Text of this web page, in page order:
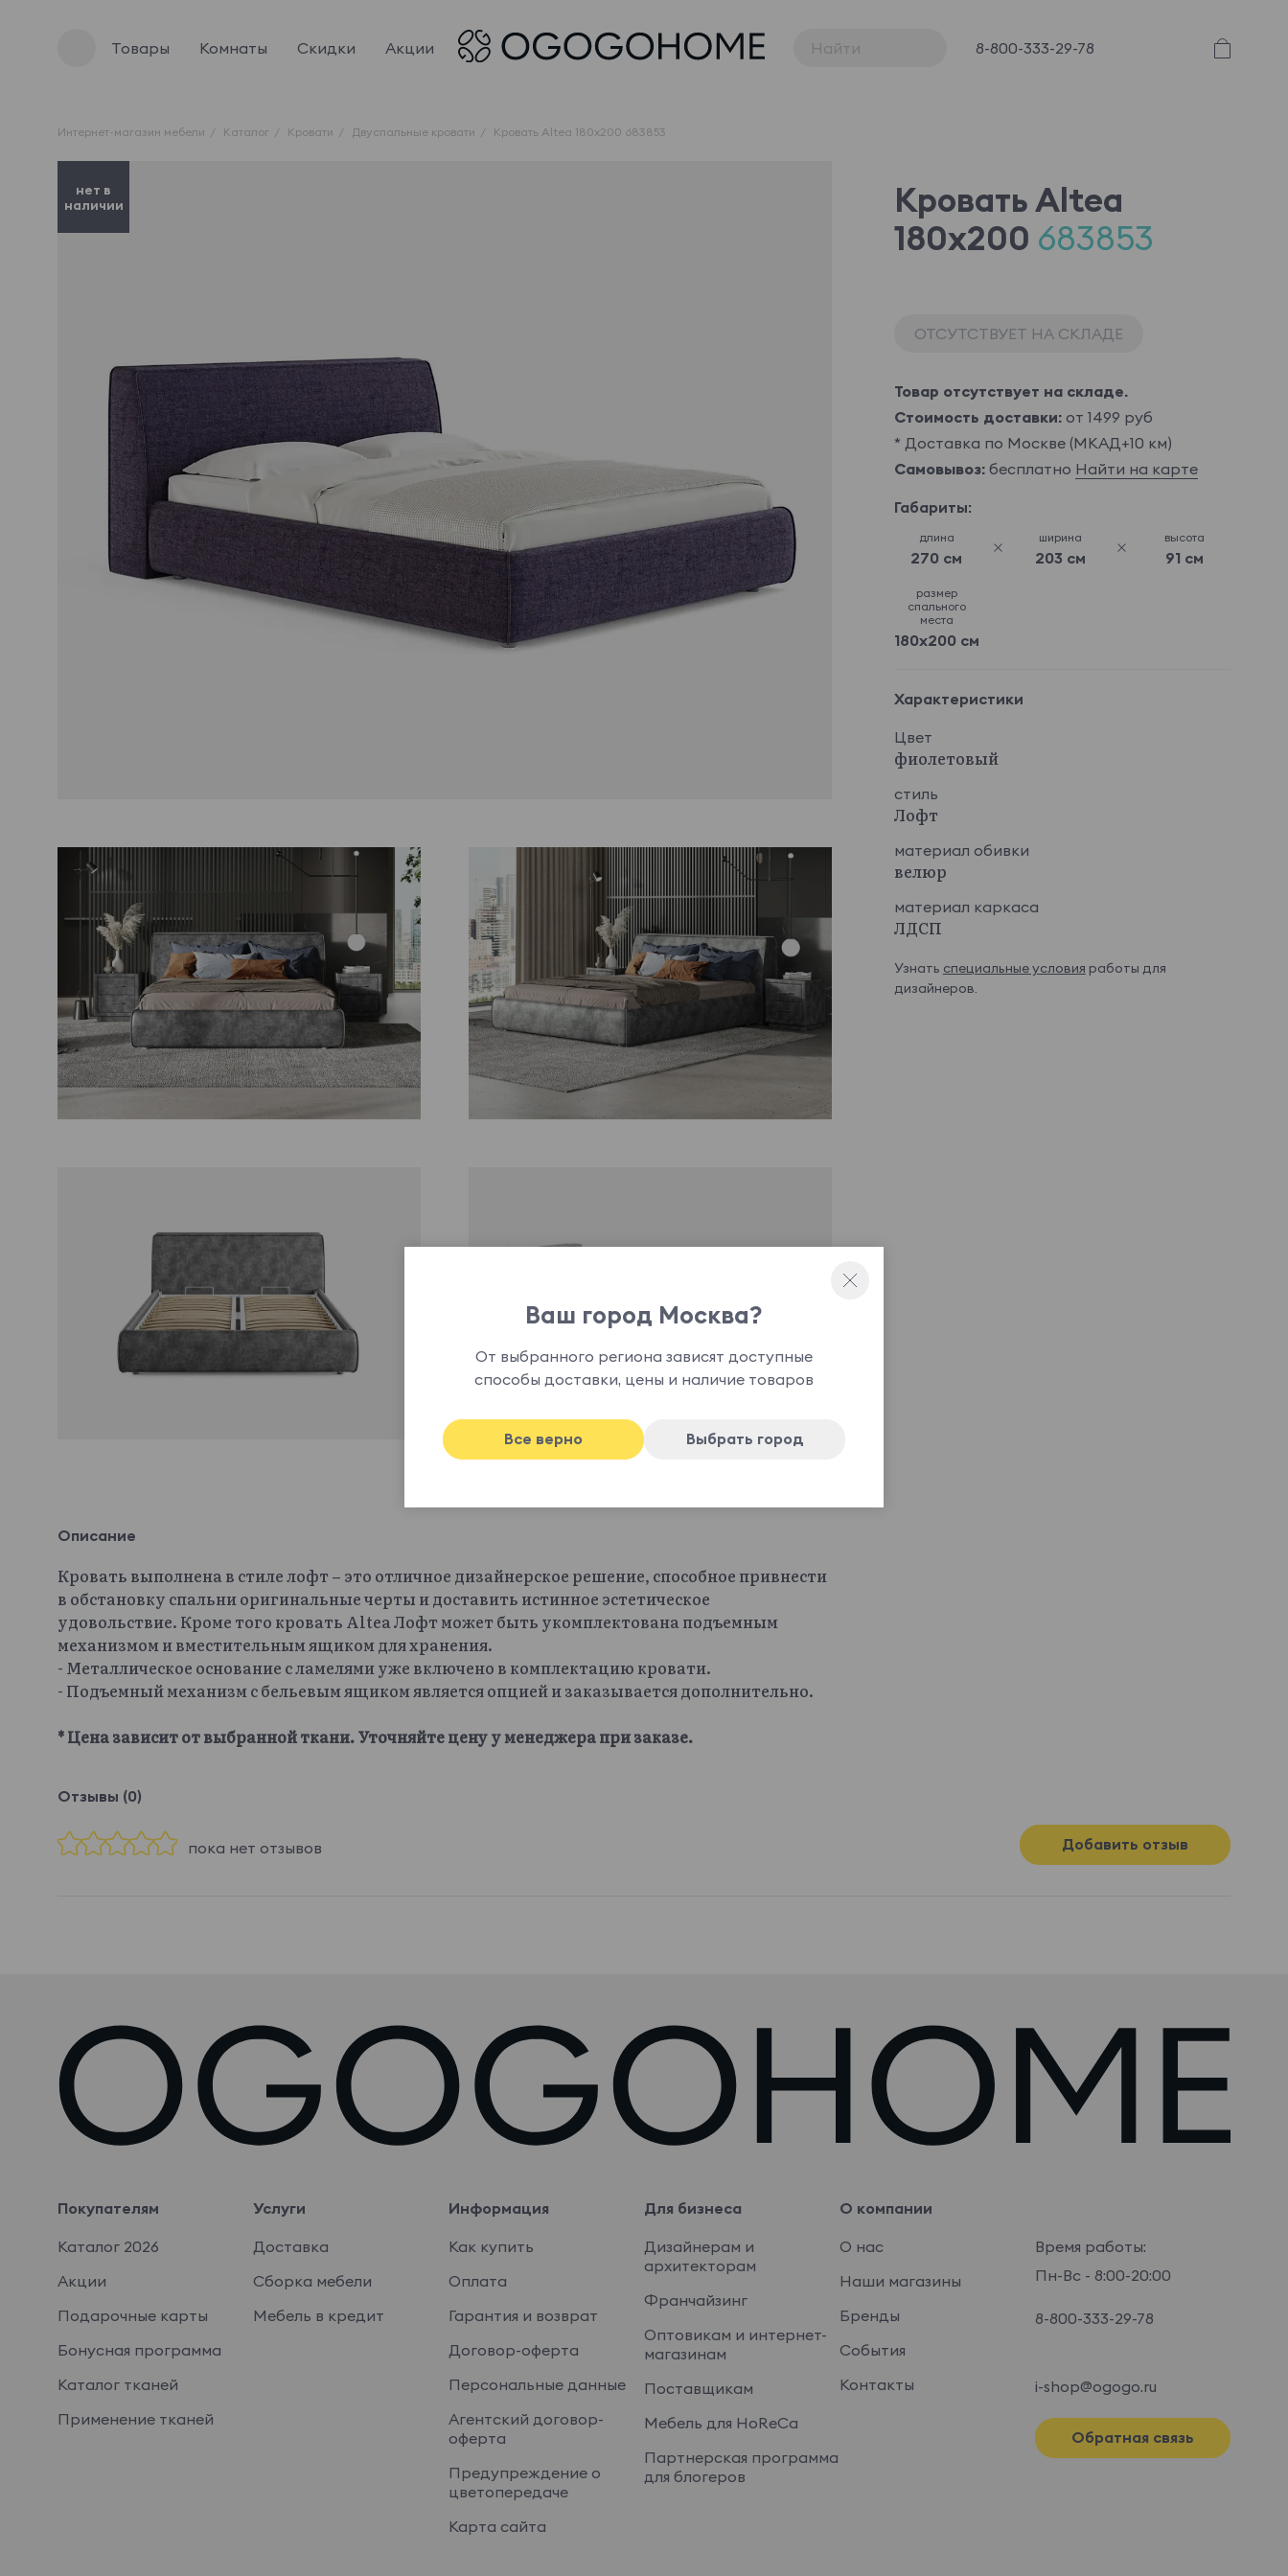
Товары Комнаты Скидки Акции 8-800-333-29-78
Интернет-магазин мебели Каталог Кровати Двуспальные кровати Кровать Altea 180x200 683853
нет в
наличии
Кровать Altea
180x200 683853
ОТСУТСТВУЕТ НА СКЛАДЕ
Товар отсутствует на складе.
Стоимость доставки:от 1499 руб
* Доставка по Москве (МКАД+10 км)
Самовывоз:бесплатно Найти на карте
Габариты:
длина
270 см
ширина
203 см
высота
91 см
размер
спального
места
180x200 см
Характеристики
Цвет
фиолетовый
стиль
Лофт
материал обивки
велюр
материал каркаса
ЛДСП
Узнать специальные условия работы для
дизайнеров.
Описание
Кровать выполнена в стиле лофт – это отличное дизайнерское решение, способное привнести
в обстановку спальни оригинальные черты и доставить истинное эстетическое
удовольствие. Кроме того кровать Altea Лофт может быть укомплектована подъемным
механизмом и вместительным ящиком для хранения.
- Металлическое основание с ламелями уже включено в комплектацию кровати.
- Подъемный механизм с бельевым ящиком является опцией и заказывается дополнительно.
* Цена зависит от выбранной ткани. Уточняйте цену у менеджера при заказе.
Отзывы (0)
пока нет отзывов Добавить отзыв
Покупателям
Каталог 2026
Акции
Подарочные карты
Бонусная программа
Каталог тканей
Применение тканей
Услуги
Доставка
Сборка мебели
Мебель в кредит
Информация
Как купить
Оплата
Гарантия и возврат
Договор-оферта
Персональные данные
Агентский договор-
оферта
Предупреждение о
цветопередаче
Карта сайта
Для бизнеса
Дизайнерам и
архитекторам
Франчайзинг
Оптовикам и интернет-
магазинам
Поставщикам
Мебель для HoReCa
Партнерская программа
для блогеров
О компании
О нас
Наши магазины
Бренды
События
Контакты
Время работы:
Пн-Вс - 8:00-20:00
8-800-333-29-78
i-shop@ogogo.ru
Обратная связь
Ваш город Москва?
От выбранного региона зависят доступные
способы доставки, цены и наличие товаров
Все верно Выбрать город